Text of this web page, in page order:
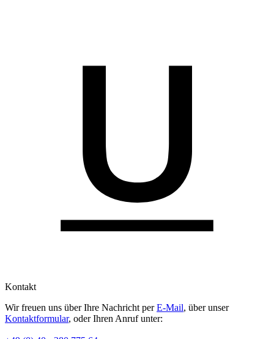
Kontakt
Wir freuen uns über Ihre Nachricht perE-Mail, über unser
Kontaktformular, oder Ihren Anruf unter: